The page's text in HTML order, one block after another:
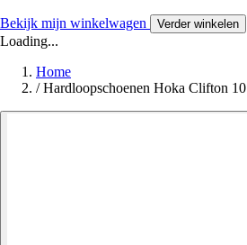
Bekijk mijn winkelwagen Verder winkelen
Loading...
Home
/ Hardloopschoenen Hoka Clifton 10